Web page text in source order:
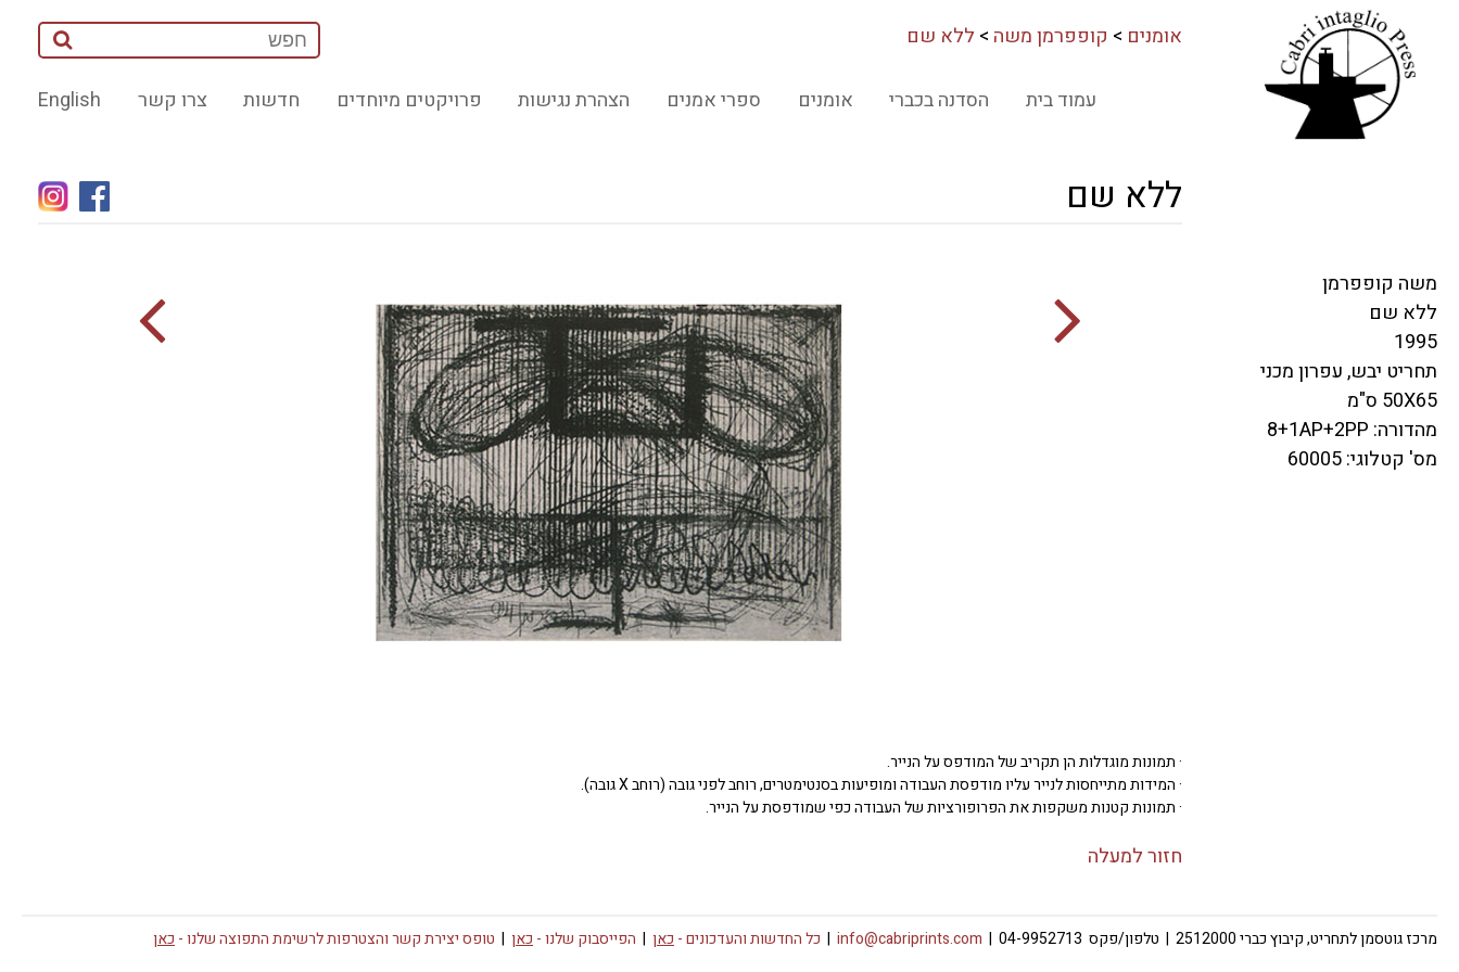
אומנים > קופפרמן משה > ללא שם
English צרו קשר חדשות פרויקטים מיוחדים הצהרת נגישות ספרי אמנים אומנים הסדנה בכברי עמוד בית
ללא שם
· תמונות מוגדלות הן תקריב של המודפס על הנייר.
· המידות מתייחסות לנייר עליו מודפסת העבודה ומופיעות בסנטימטרים, רוחב לפני גובה (רוחב X גובה).
· תמונות קטנות משקפות את הפרופורציות של העבודה כפי שמודפסת על הנייר.
חזור למעלה
משה קופפרמן
ללא שם
1995
תחריט יבש, עפרון מכני
50X65 ס"מ
מהדורה: 8+1AP+2PP
מס' קטלוגי: 60005
מרכז גוטסמן לתחריט, קיבוץ כברי 2512000 | טלפון/פקס 04-9952713 | info@cabriprints.com
| כל החדשות והעדכונים - כאן | הפייסבוק שלנו - כאן | טופס יצירת קשר והצטרפות לרשימת התפוצה שלנו - כאן